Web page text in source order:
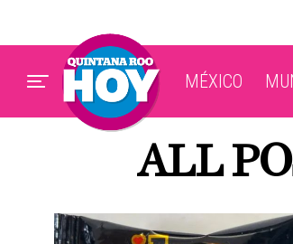
MÉXICO
ALL